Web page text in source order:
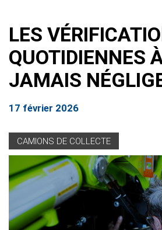
LES
QUOTIDIENNES
JAMAIS
17 février 2026
CAMIONS DE COLLECTE